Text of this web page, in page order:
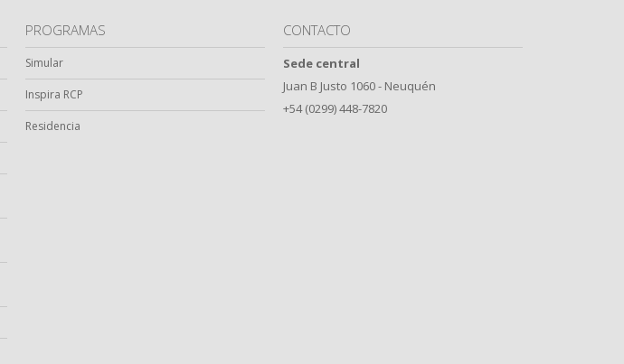
PROGRAMAS
Simular
Inspira RCP
Residencia
CONTACTO
Sede central
Juan B Justo 1060 - Neuquén
+54 (0299) 448-7820